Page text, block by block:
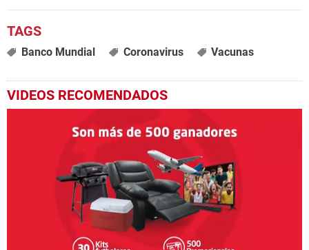
Banco Mundial Coronavirus Vacunas
VIDEOS RECOMENDADOS